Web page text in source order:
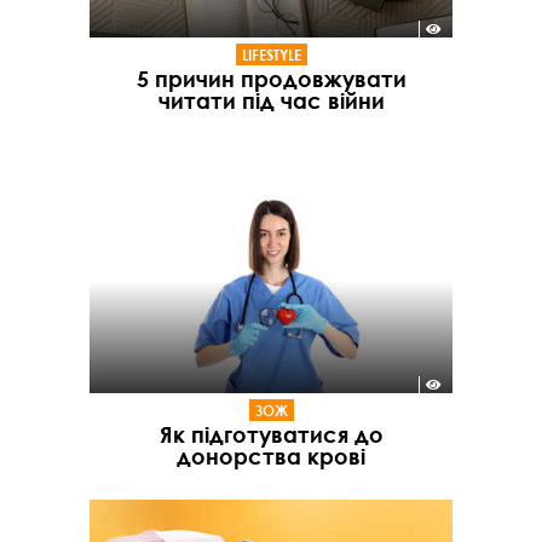
LIFESTYLE
5 причин продовжувати
читати під час війни
ЗОЖ
Як підготуватися до
донорства крові